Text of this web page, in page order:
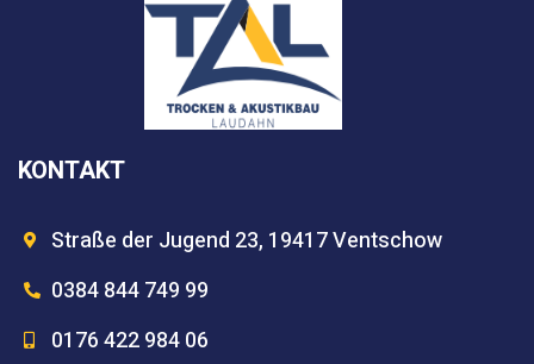
KONTAKT
Straße der Jugend 23, 19417 Ventschow
0384 844 749 99
0176 422 984 06